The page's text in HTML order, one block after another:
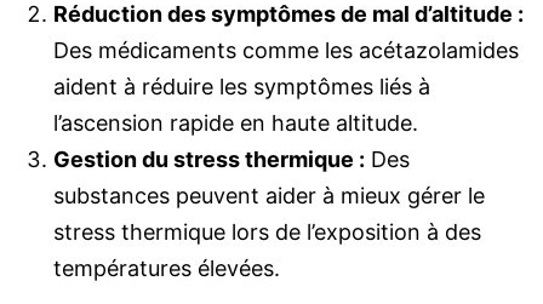
Réduction des symptômes de mal d’altitude :
Des médicaments comme les acétazolamides
aident à réduire les symptômes liés à
l’ascension rapide en haute altitude.
Gestion du stress thermique : Des
substances peuvent aider à mieux gérer le
stress thermique lors de l’exposition à des
températures élevées.